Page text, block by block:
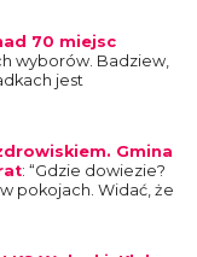
70 miejsc
wyborów. Badziew,
jest
Gmina
: “Gdzie dowiezie?
pokojach. Widać, że